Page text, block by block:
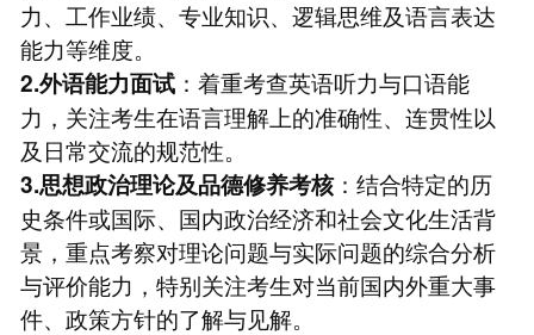
力、工作业绩、专业知识、逻辑思维及语言表达
能力等维度。
2.外语能力面试：着重考查英语听力与口语能
力，关注考生在语言理解上的准确性、连贯性以
及日常交流的规范性。
3.思想政治理论及品德修养考核：结合特定的历
史条件或国际、国内政治经济和社会文化生活背
景，重点考察对理论问题与实际问题的综合分析
与评价能力，特别关注考生对当前国内外重大事
件、政策方针的了解与见解。